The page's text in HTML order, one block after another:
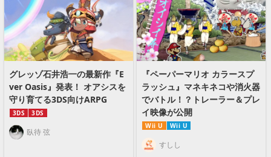
グレッゾ石井浩一の最新作『E
ver Oasis』発表！ オアシスを
守り育てる3DS向けARPG
3DS 3DS
臥待 弦
『ペーパーマリオ カラースプ
ラッシュ』マネキネコや消火器
でバトル！？トレーラー＆プレ
イ映像が公開
Wii U Wii U
すしし